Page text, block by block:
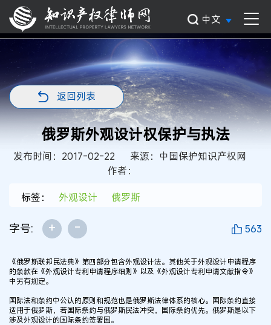
中文
返回列表
俄罗斯外观设计权保护与执法
发布时间：2017-02-22
来源：中国保护知识产权网
作者：
标签：
外观设计 俄罗斯
字号: + - 563
《俄罗斯联邦民法典》第四部分包含外观设计法。其他关于外观设计申请程序
的条款在《外观设计专利申请程序细则》以及《外观设计专利申请文献指令》
中另有规定。
国际法和条约中公认的原则和规范也是俄罗斯法律体系的核心。国际条约直接
适用于俄罗斯，若国际条约与俄罗斯民法冲突，国际条约优先。俄罗斯是以下
涉及外观设计的国际条约签署国。